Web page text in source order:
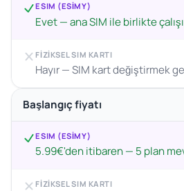
ESIM (ESIMY)
Evet — ana SIM ile birlikte
FIZIKSEL SIM KARTI
Hayır — SIM kart değiştirmek
Başlangıç fiyatı
ESIM (ESIMY)
5.99€'den itibaren — 5 plan
FIZIKSEL SIM KARTI